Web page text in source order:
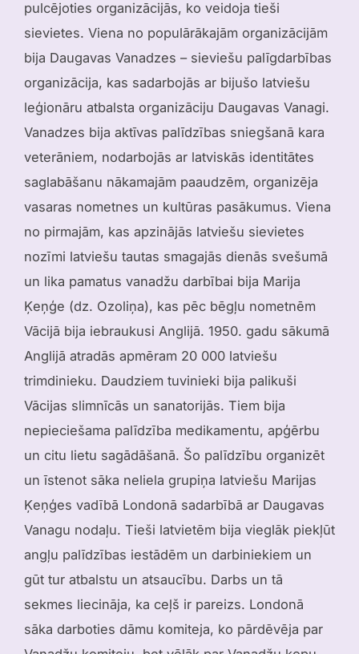
pulcējoties organizācijās, ko veidoja tieši
sievietes. Viena no populārākajām organizācijām
bija Daugavas Vanadzes – sieviešu palīgdarbības
organizācija, kas sadarbojās ar bijušo latviešu
leģionāru atbalsta organizāciju Daugavas Vanagi.
Vanadzes bija aktīvas palīdzības sniegšanā kara
veterāniem, nodarbojās ar latviskās identitātes
saglabāšanu nākamajām paaudzēm, organizēja
vasaras nometnes un kultūras pasākumus. Viena
no pirmajām, kas apzinājās latviešu sievietes
nozīmi latviešu tautas smagajās dienās svešumā
un lika pamatus vanadžu darbībai bija Marija
Ķeņģe (dz. Ozoliņa), kas pēc bēgļu nometnēm
Vācijā bija iebraukusi Anglijā. 1950. gadu sākumā
Anglijā atradās apmēram 20 000 latviešu
trimdinieku. Daudziem tuvinieki bija palikuši
Vācijas slimnīcās un sanatorijās. Tiem bija
nepieciešama palīdzība medikamentu, apģērbu
un citu lietu sagādāšanā. Šo palīdzību organizēt
un īstenot sāka neliela grupiņa latviešu Marijas
Ķeņģes vadībā Londonā sadarbībā ar Daugavas
Vanagu nodaļu. Tieši latvietēm bija vieglāk piekļūt
angļu palīdzības iestādēm un darbiniekiem un
gūt tur atbalstu un atsaucību. Darbs un tā
sekmes liecināja, ka ceļš ir pareizs. Londonā
sāka darboties dāmu komiteja, ko pārdēvēja par